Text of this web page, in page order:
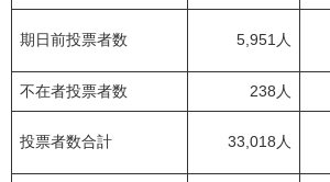
期日前投票者数 5,951人
不在者投票者数 238人
投票者数合計 33,018人